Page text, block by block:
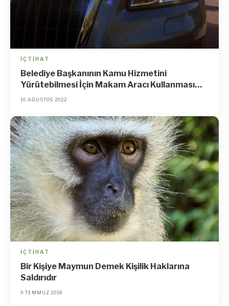
İÇTIHAT
Belediye Başkanının Kamu Hizmetini
Yürütebilmesi İçin Makam Aracı Kullanması
Gerekmediğinden, Makam Aracı Haczedilebilir
10 AĞUSTOS 2022
İÇTIHAT
Bir Kişiye Maymun Demek Kişilik Haklarına
Saldırıdır
9 TEMMUZ 2018